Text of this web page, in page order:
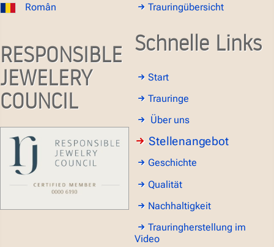
Român
RESPONSIBLE
JEWELERY
COUNCIL
Trauringübersicht
Schnelle Links
Start
Trauringe
Über uns
Stellenangebot
Geschichte
Qualität
Nachhaltigkeit
Trauringherstellung im
Video